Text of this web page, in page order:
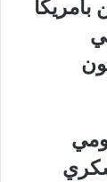
بأمريكا